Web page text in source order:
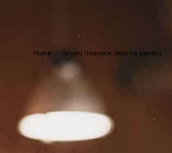
Home Scopri Sappada Vecchia (audio)